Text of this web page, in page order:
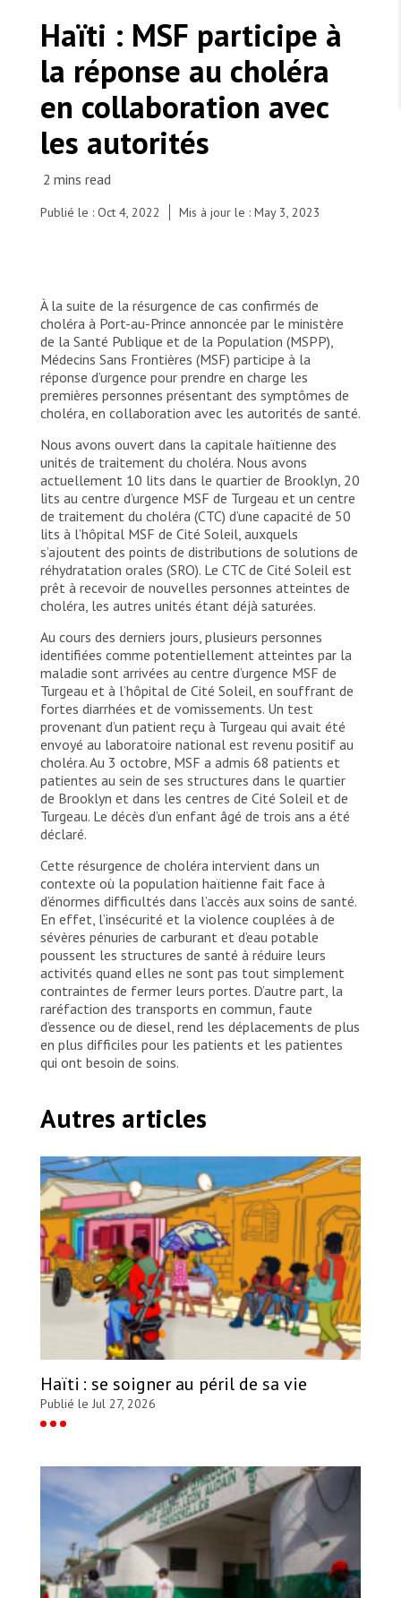
Les États négligent leur obligation de protéger les
personnes civiles et les services de santé en temps
de guerre
Urgence Ebola
Séismes au Venezuela : conséquences et intervention
de MSF
Dons des fondations
Partenariat d’entreprise
Les Amis de MSF
Devenez bénévoles au Canada
Travailler avec MSF
Travailler à l’étranger
Travailler au Canada
Haïti : MSF participe à
la réponse au choléra
en collaboration avec
les autorités
Publié le : Oct 4, 2022 Mis à jour le : May 3, 2023
À la suite de la résurgence de cas confirmés de
choléra à Port-au-Prince annoncée par le ministère
de la Santé Publique et de la Population (MSPP),
Médecins Sans Frontières (MSF) participe à la
réponse d’urgence pour prendre en charge les
premières personnes présentant des symptômes de
choléra, en collaboration avec les autorités de santé.
Nous avons ouvert dans la capitale haïtienne des
unités de traitement du choléra. Nous avons
actuellement 10 lits dans le quartier de Brooklyn, 20
lits au centre d’urgence MSF de Turgeau et un centre
de traitement du choléra (CTC) d’une capacité de 50
lits à l’hôpital MSF de Cité Soleil, auxquels
s’ajoutent des points de distributions de solutions de
réhydratation orales (SRO). Le CTC de Cité Soleil est
prêt à recevoir de nouvelles personnes atteintes de
choléra, les autres unités étant déjà saturées.
Au cours des derniers jours, plusieurs personnes
identifiées comme potentiellement atteintes par la
maladie sont arrivées au centre d’urgence MSF de
Turgeau et à l’hôpital de Cité Soleil, en souffrant de
fortes diarrhées et de vomissements. Un test
provenant d’un patient reçu à Turgeau qui avait été
envoyé au laboratoire national est revenu positif au
choléra. Au 3 octobre, MSF a admis 68 patients et
patientes au sein de ses structures dans le quartier
de Brooklyn et dans les centres de Cité Soleil et de
Turgeau. Le décès d’un enfant âgé de trois ans a été
déclaré.
Cette résurgence de choléra intervient dans un
contexte où la population haïtienne fait face à
d’énormes difficultés dans l’accès aux soins de santé.
En effet, l’insécurité et la violence couplées à de
sévères pénuries de carburant et d’eau potable
poussent les structures de santé à réduire leurs
activités quand elles ne sont pas tout simplement
contraintes de fermer leurs portes. D’autre part, la
raréfaction des transports en commun, faute
d’essence ou de diesel, rend les déplacements de plus
en plus difficiles pour les patients et les patientes
qui ont besoin de soins.
Autres articles
Haïti : se soigner au péril de sa vie
Publié le Jul 27, 2026